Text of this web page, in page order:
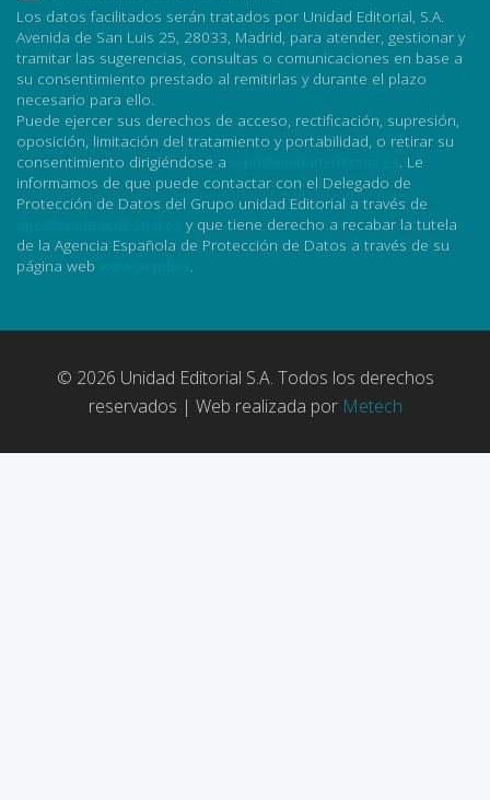
Los datos facilitados serán tratados por Unidad Editorial, S.A.
Avenida de San Luis 25, 28033, Madrid, para atender, gestionar y
tramitar las sugerencias, consultas o comunicaciones en base a
su consentimiento prestado al remitirlas y durante el plazo
necesario para ello.
Puede ejercer sus derechos de acceso, rectificación, supresión,
oposición, limitación del tratamiento y portabilidad, o retirar su
consentimiento dirigiéndose a
. Le
informamos de que puede contactar con el Delegado de
Protección de Datos del Grupo unidad Editorial a través de
y que tiene derecho a recabar la tutela
de la Agencia Española de Protección de Datos a través de su
página web
.
© 2026 Unidad Editorial S.A. Todos los derechos
reservados | Web realizada por Metech